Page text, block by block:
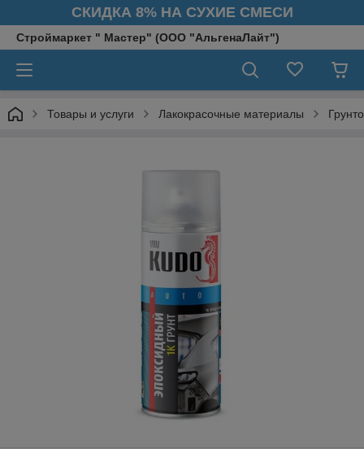
СКИДКА 8% НА СУХИЕ СМЕСИ
Строймаркет " Мастер" (ООО "АльгенаЛайт")
Товары и услуги Лакокрасочные материалы